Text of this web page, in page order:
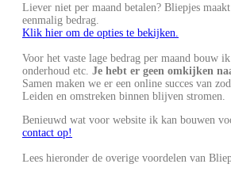
Liever niet per maand betalen? Bliepjes
eenmalig bedrag.
Klik hier om de opties te bekijken.
Voor het vaste lage bedrag per maand bouw
onderhoud etc. Je hebt er geen omkijken
Samen maken we er een online succes van
Leiden en omstreken binnen blijven stromen.
Benieuwd wat voor website ik kan bouwen
contact op!
Lees hieronder de overige voordelen van